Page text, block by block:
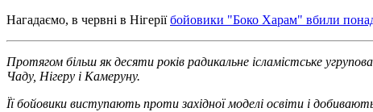
Нагадаємо, в червні в Нігеріїбойовики "Боко Харам" вбили
Протягом більш як десяти років радикальне ісламістське
Чаду, Нігеру і Камеруну.
Її бойовики виступають проти західної моделі освіти і